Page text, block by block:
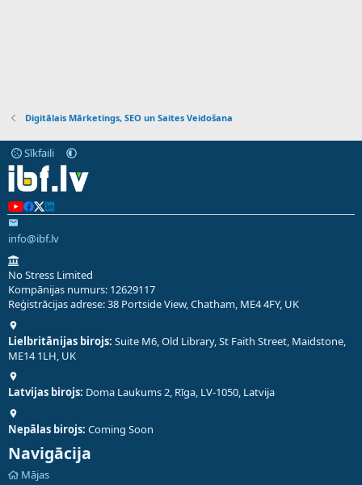
Digitālais Mārketings, SEO un Saites Veidošana
Sīkfaili
info@ibf.lv
No Stress Limited
Kompānijas numurs: 12629117
Reģistrācijas adrese: 38 Portside View, Chatham, ME4 4FY, UK
Lielbritānijas birojs: Suite M6, Old Library, St Faith Street, Maidstone,
ME14 1LH, UK
Latvijas birojs: Doma Laukums 2, Rīga, LV-1050, Latvija
Nepālas birojs: Coming Soon
Navigācija
Mājas